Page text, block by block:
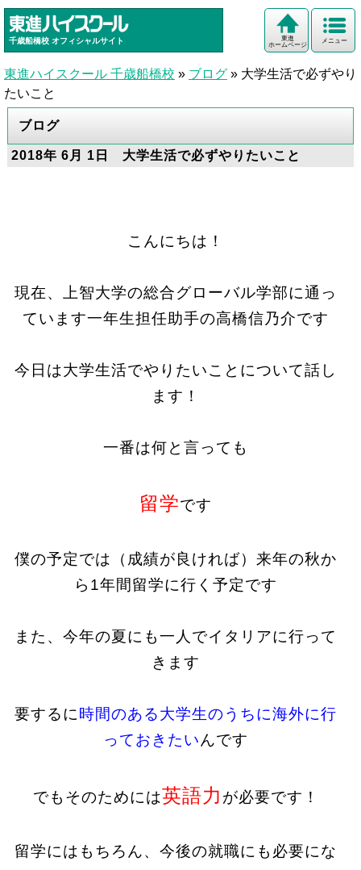
千歳船橋校 オフィシャルサイト メニュー
東進
ホームページ
東進ハイスクール 千歳船橋校 » ブログ » 大学生活で必ずやり
たいこと
ブログ
2018年 6月 1日 大学生活で必ずやりたいこと
こんにちは！
現在、 上智大学の総合グローバル学部に通っ
ています一年生担任助手の高橋信乃介です
今日は大学生活でやりたいことについて話し
ます！
一番は何と言っても
留学です
僕の予定では（成績が良ければ）来年の秋か
ら1年間留学に行く予定です
また、今年の夏にも一人でイタリアに行って
きます
要するに 時間のある大学生のうちに海外に行
っておきたいんです
でもそのためには英語力 が必要です！
留学にはもちろん、今後の就職にも必要にな